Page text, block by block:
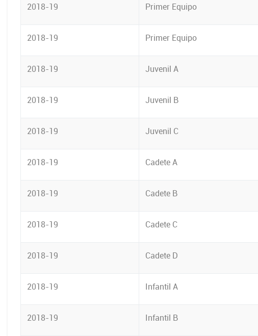
2018-19 Primer Equipo
2018-19 Primer Equipo
2018-19 Juvenil A
2018-19 Juvenil B
2018-19 Juvenil C
2018-19 Cadete A
2018-19 Cadete B
2018-19 Cadete C
2018-19 Cadete D
2018-19 Infantil A
2018-19 Infantil B